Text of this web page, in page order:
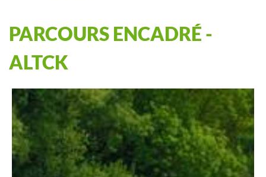
PARCOURS ENCADRÉ -
ALTCK